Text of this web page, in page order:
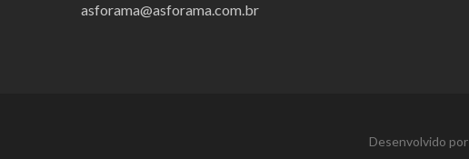
asforama@asforama.com.br
Desenvolvido por